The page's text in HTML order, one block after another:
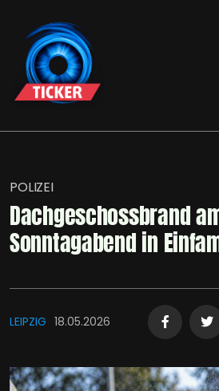
POLIZEI
Dachgeschossbrand
Sonntagabend in
LEIPZIG 18.05.2026